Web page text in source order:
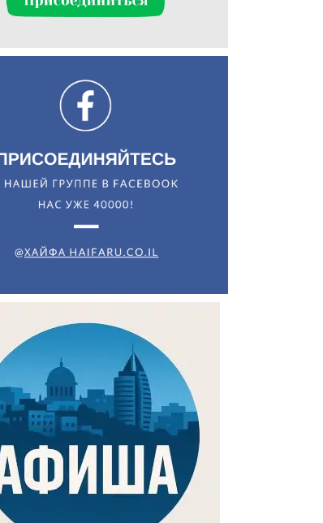
Искать